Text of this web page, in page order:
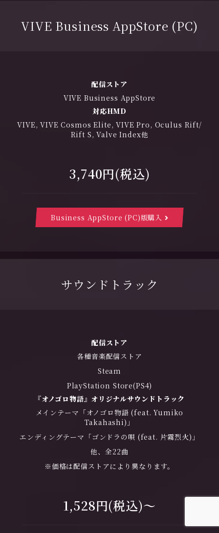
VIVE Business AppStore (PC)
配信ストア
VIVE Business AppStore
対応HMD
VIVE, VIVE Cosmos Elite, VIVE Pro, Oculus Rift/
Rift S, Valve Index他
3,740円(税込)
Business AppStore (PC)版購入
サウンドトラック
配信ストア
各種音楽配信ストア
Steam
PlayStation Store(PS4)
『オノゴロ物語』オリジナルサウンドトラック
メインテーマ「オノゴロ物語 (feat. Yumiko
Takahashi)」
エンディングテーマ「ゴンドラの唄 (feat. 片霧烈火)」
他、全22曲
※価格は配信ストアにより異なります。
1,528円(税込)～